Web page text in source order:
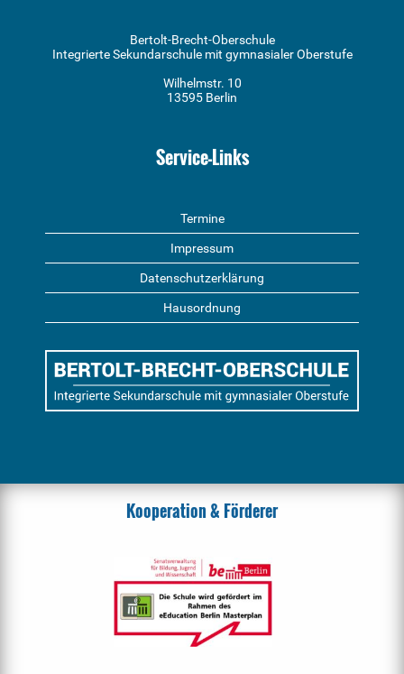
Bertolt-Brecht-Oberschule
Integrierte Sekundarschule mit gymnasialer Oberstufe
Wilhelmstr. 10
13595 Berlin
Service-Links
Termine
Impressum
Datenschutzerklärung
Hausordnung
Kooperation & Förderer